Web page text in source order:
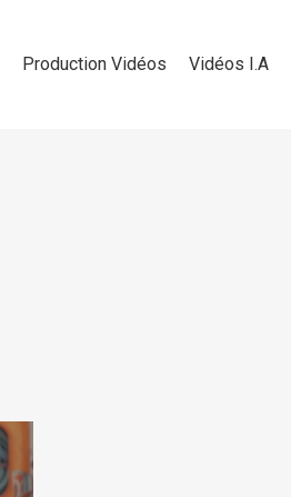
Production Vidéos Vidéos I.A